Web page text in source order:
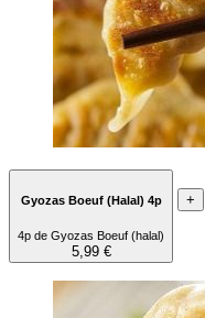
Gyozas Boeuf (Halal) 4p
4p de Gyozas Boeuf (halal)
5,99 €
+